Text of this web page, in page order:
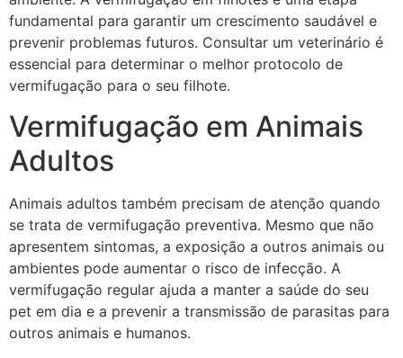
fundamental para garantir um crescimento saudável e
prevenir problemas futuros. Consultar um veterinário é
essencial para determinar o melhor protocolo de
vermifugação para o seu filhote.
Vermifugação em Animais
Adultos
Animais adultos também precisam de atenção quando
se trata de vermifugação preventiva. Mesmo que não
apresentem sintomas, a exposição a outros animais ou
ambientes pode aumentar o risco de infecção. A
vermifugação regular ajuda a manter a saúde do seu
pet em dia e a prevenir a transmissão de parasitas para
outros animais e humanos.